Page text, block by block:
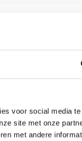
voor social media
site met onze
met andere